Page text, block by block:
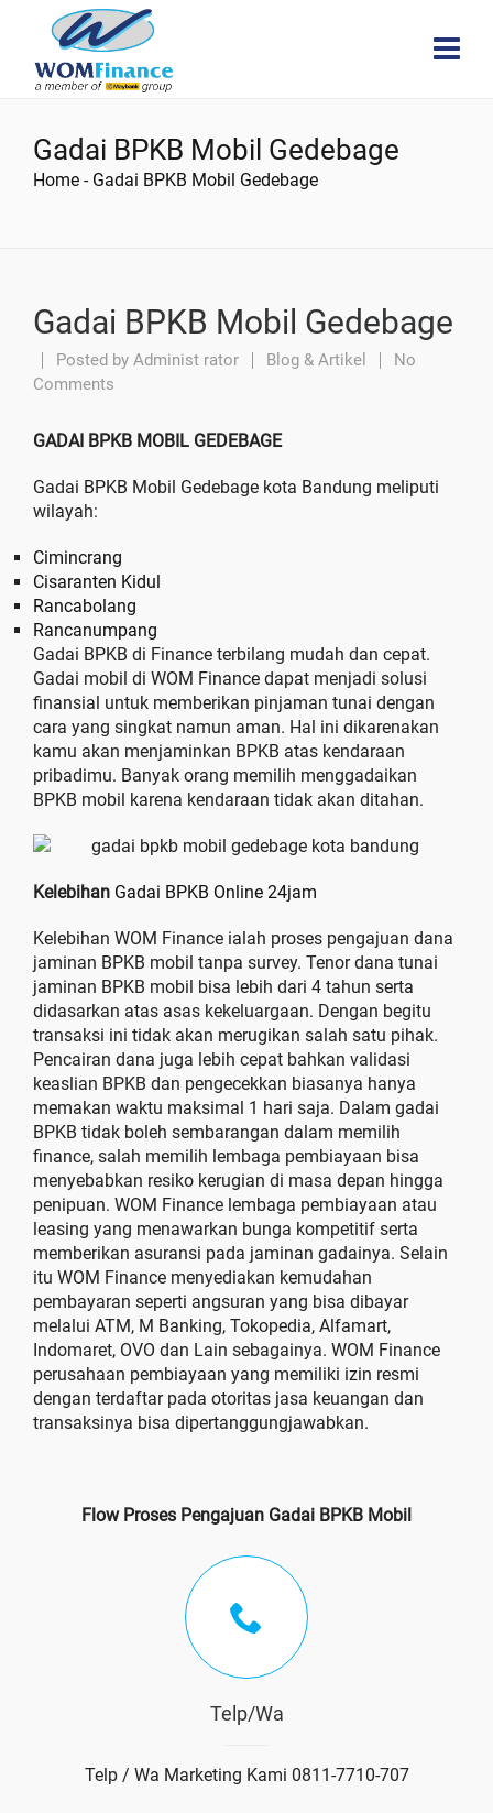
Gadai BPKB Mobil Gedebage
Home - Gadai BPKB Mobil Gedebage
Gadai BPKB Mobil Gedebage
Posted by Administ rator Blog & Artikel
No
Comments
GADAI BPKB MOBIL GEDEBAGE
Gadai BPKB Mobil Gedebage kota Bandung meliputi
wilayah:
Cimincrang
Cisaranten Kidul
Rancabolang
Rancanumpang
Gadai BPKB di Finance terbilang mudah dan cepat.
Gadai mobil di WOM Finance dapat menjadi solusi
finansial untuk memberikan pinjaman tunai dengan
cara yang singkat namun aman. Hal ini dikarenakan
kamu akan menjaminkan BPKB atas kendaraan
pribadimu. Banyak orang memilih menggadaikan
BPKB mobil karena kendaraan tidak akan ditahan.
Kelebihan Gadai BPKB Online 24jam
Kelebihan WOM Finance ialah proses pengajuan dana
jaminan BPKB mobil tanpa survey. Tenor dana tunai
jaminan BPKB mobil bisa lebih dari 4 tahun serta
didasarkan atas asas kekeluargaan. Dengan begitu
transaksi ini tidak akan merugikan salah satu pihak.
Pencairan dana juga lebih cepat bahkan validasi
keaslian BPKB dan pengecekkan biasanya hanya
memakan waktu maksimal 1 hari saja. Dalam gadai
BPKB tidak boleh sembarangan dalam memilih
finance, salah memilih lembaga pembiayaan bisa
menyebabkan resiko kerugian di masa depan hingga
penipuan. WOM Finance lembaga pembiayaan atau
leasing yang menawarkan bunga kompetitif serta
memberikan asuransi pada jaminan gadainya. Selain
itu WOM Finance menyediakan kemudahan
pembayaran seperti angsuran yang bisa dibayar
melalui ATM, M Banking, Tokopedia, Alfamart,
Indomaret, OVO dan Lain sebagainya. WOM Finance
perusahaan pembiayaan yang memiliki izin resmi
dengan terdaftar pada otoritas jasa keuangan dan
transaksinya bisa dipertanggungjawabkan.
Flow Proses Pengajuan Gadai BPKB Mobil
Telp/Wa
Telp / Wa Marketing Kami 0811-7710-707